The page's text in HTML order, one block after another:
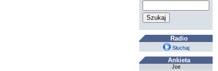
Radio
Słuchaj
Ankieta
Joe